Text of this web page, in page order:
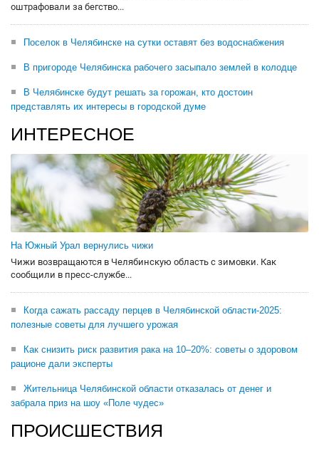
оштрафовали за бегство...
Поселок в Челябинске на сутки оставят без водоснабжения
В пригороде Челябинска рабочего засыпало землей в колодце
В Челябинске будут решать за горожан, кто достоин
представлять их интересы в городской думе
ИНТЕРЕСНОЕ
На Южный Урал вернулись чижи
Чижи возвращаются в Челябинскую область с зимовки. Как
сообщили в пресс-службе...
Когда сажать рассаду перцев в Челябинской области-2025:
полезные советы для лучшего урожая
Как снизить риск развития рака на 10–20%: советы о здоровом
рационе дали эксперты
Жительница Челябинской области отказалась от денег и
забрала приз на шоу «Поле чудес»
ПРОИСШЕСТВИЯ